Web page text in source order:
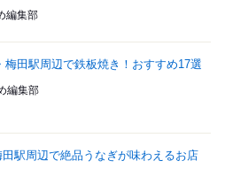
編集部
梅田駅周辺で鉄板焼き！おすすめ17選
編集部
駅周辺で絶品うなぎが味わえるお店